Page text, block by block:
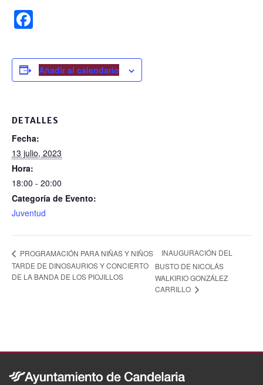
c
e
o
o
k
Añadir al calendario
DETALLES
Fecha:
13 julio, 2023
Hora:
18:00 - 20:00
Categoría de Evento:
Juventud
PROGRAMACIÓN PARA NIÑAS Y NIÑOS
TARDE DE DINOSAURIOS Y CONCIERTO
DE LA BANDA DE LOS PIOJILLOS
INAUGURACIÓN DEL
BUSTO DE NICOLÁS
WALKIRIO GONZÁLEZ
CARRILLO